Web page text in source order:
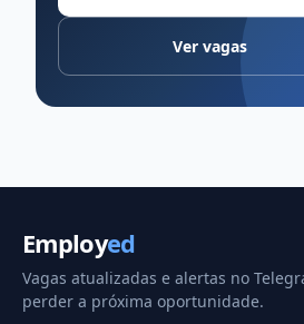
Ver vagas
Employed
Vagas atualizadas e alertas no
perder a próxima oportunidade.